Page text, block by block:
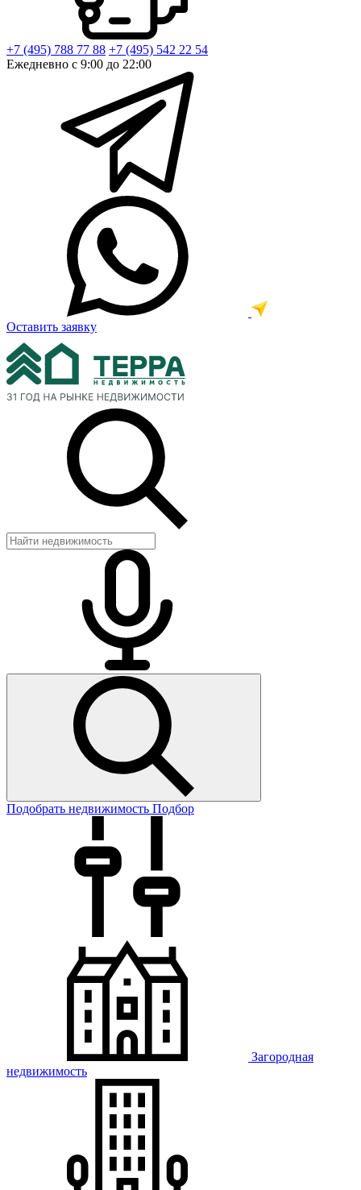
+7 (495) 788 77 88 +7 (495) 542 22 54
Ежедневно с 9:00 до 22:00
Оставить заявку
Подобрать недвижимость Подбор
Загородная
недвижимость